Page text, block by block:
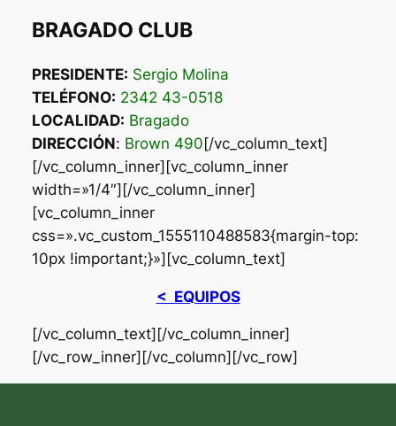
BRAGADO CLUB
PRESIDENTE: Sergio Molina
TELÉFONO: 2342 43-0518
LOCALIDAD: Bragado
DIRECCIÓN: Brown 490[/vc_column_text]
[/vc_column_inner][vc_column_inner
width=»1/4″][/vc_column_inner]
[vc_column_inner
css=».vc_custom_1555110488583{margin-top:
10px !important;}»][vc_column_text]
< EQUIPOS
[/vc_column_text][/vc_column_inner]
[/vc_row_inner][/vc_column][/vc_row]